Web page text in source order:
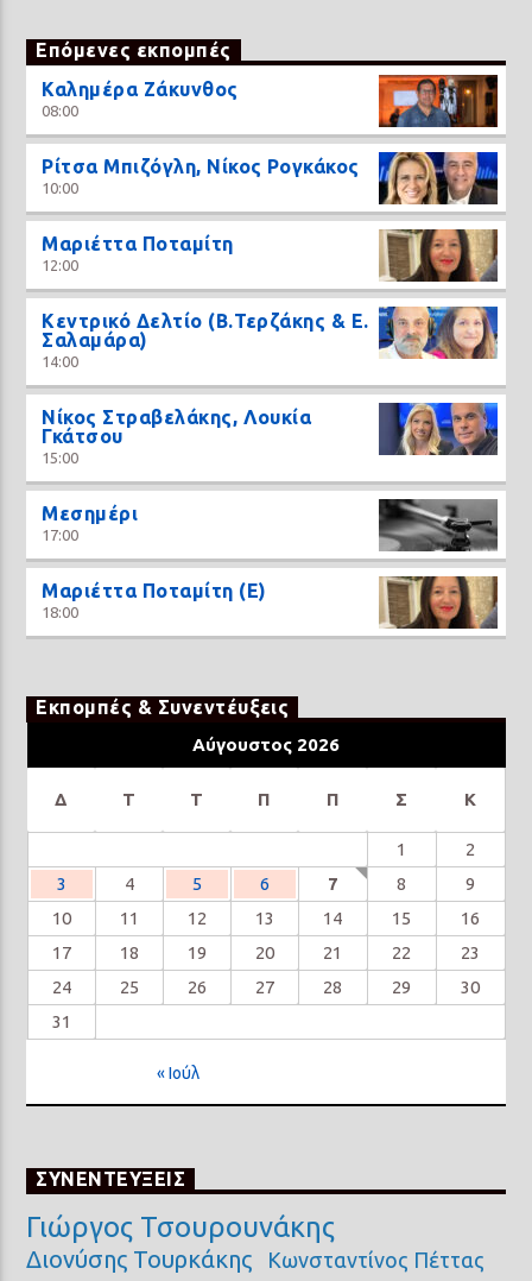
Επόμενες εκπομπές
Καλημέρα Ζάκυνθος
08:00
Ρίτσα Μπιζόγλη, Νίκος Ρογκάκος
10:00
Μαριέττα Ποταμίτη
12:00
Κεντρικό Δελτίο (Β.Τερζάκης & Ε.
Σαλαμάρα)
14:00
Νίκος Στραβελάκης, Λουκία
Γκάτσου
15:00
Μεσημέρι
17:00
Μαριέττα Ποταμίτη (Ε)
18:00
Εκπομπές & Συνεντέυξεις
Αύγουστος 2026
Δ Τ Τ Π Π Σ Κ
1
2
3
4 5 6 7 8
9
10
11 12 13 14 15
16
17
18 19 20 21 22
23
24
25 26 27 28 29
30
31
« Ιούλ
ΣΥΝΕΝΤΕΥΞΕΙΣ
Γιώργος Τσουρουνάκης
Διονύσης Τουρκάκης Κωνσταντίνος Πέττας